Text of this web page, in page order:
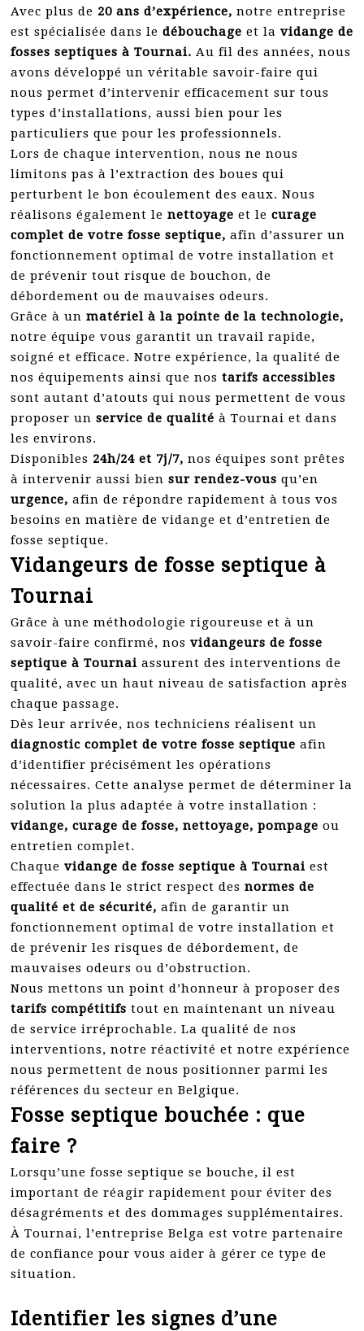
Avec plus de 20 ans d’expérience, notre entreprise
est spécialisée dans le débouchage et la vidange de
fosses septiques à Tournai. Au fil des années, nous
avons développé un véritable savoir-faire qui
nous permet d’intervenir efficacement sur tous
types d’installations, aussi bien pour les
particuliers que pour les professionnels.
Lors de chaque intervention, nous ne nous
limitons pas à l’extraction des boues qui
perturbent le bon écoulement des eaux. Nous
réalisons également le nettoyage et le curage
complet de votre fosse septique, afin d’assurer un
fonctionnement optimal de votre installation et
de prévenir tout risque de bouchon, de
débordement ou de mauvaises odeurs.
Grâce à un matériel à la pointe de la technologie,
notre équipe vous garantit un travail rapide,
soigné et efficace. Notre expérience, la qualité de
nos équipements ainsi que nos tarifs accessibles
sont autant d’atouts qui nous permettent de vous
proposer un service de qualité à Tournai et dans
les environs.
Disponibles 24h/24 et 7j/7, nos équipes sont prêtes
à intervenir aussi bien sur rendez-vous qu’en
urgence, afin de répondre rapidement à tous vos
besoins en matière de vidange et d’entretien de
fosse septique.
Vidangeurs de fosse septique à
Tournai
Grâce à une méthodologie rigoureuse et à un
savoir-faire confirmé, nos vidangeurs de fosse
septique à Tournai assurent des interventions de
qualité, avec un haut niveau de satisfaction après
chaque passage.
Dès leur arrivée, nos techniciens réalisent un
diagnostic complet de votre fosse septique afin
d’identifier précisément les opérations
nécessaires. Cette analyse permet de déterminer la
solution la plus adaptée à votre installation :
vidange, curage de fosse, nettoyage, pompage ou
entretien complet.
Chaque vidange de fosse septique à Tournai est
effectuée dans le strict respect des normes de
qualité et de sécurité, afin de garantir un
fonctionnement optimal de votre installation et
de prévenir les risques de débordement, de
mauvaises odeurs ou d’obstruction.
Nous mettons un point d’honneur à proposer des
tarifs compétitifs tout en maintenant un niveau
de service irréprochable. La qualité de nos
interventions, notre réactivité et notre expérience
nous permettent de nous positionner parmi les
références du secteur en Belgique.
Fosse septique bouchée : que
faire ?
Lorsqu’une fosse septique se bouche, il est
important de réagir rapidement pour éviter des
désagréments et des dommages supplémentaires.
À Tournai, l’entreprise Belga est votre partenaire
de confiance pour vous aider à gérer ce type de
situation.
Identifier les signes d’une